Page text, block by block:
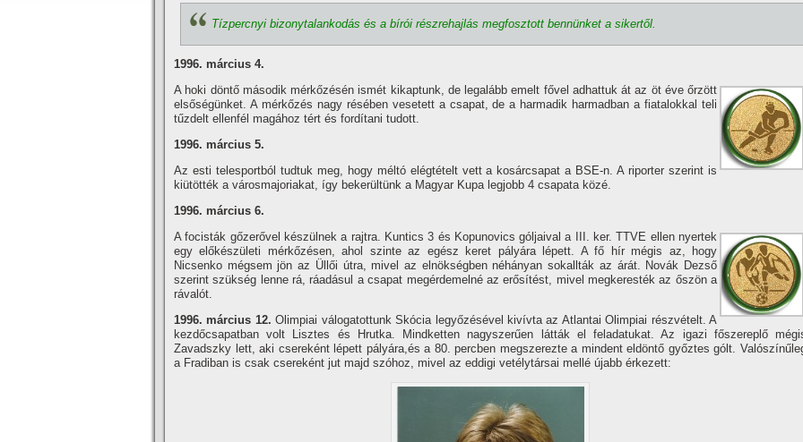
Tí­zpercnyi bizonytalankodás és a bí­rói részrehajlás megfosztott bennünket a sikertől.
1996. március 4.
A hoki döntő második mérkőzésén ismét kikaptunk, de legalább emelt fővel adhattuk át az öt éve őrzött
elsőségünket. A mérkőzés nagy résében vesetett a csapat, de a harmadik harmadban a fiatalokkal teli
tűzdelt ellenfél magához tért és fordí­tani tudott.
1996. március 5.
Az esti telesportból tudtuk meg, hogy méltó elégtételt vett a kosárcsapat a BSE-n. A riporter szerint is
kiütötték a városmajoriakat, í­gy bekerültünk a Magyar Kupa legjobb 4 csapata közé.
1996. március 6.
A focisták gőzerővel készülnek a rajtra. Kuntics 3 és Kopunovics góljaival a III. ker. TTVE ellen nyertek
egy előkészületi mérkőzésen, ahol szinte az egész keret pályára lépett. A fő hí­r mégis az, hogy
Nicsenko mégsem jön az Üllői útra, mivel az elnökségben néhányan sokallták az árát. Novák Dezső
szerint szükség lenne rá, ráadásul a csapat megérdemelné az erősí­tést, mivel megkeresték az őszön a
rávalót.
1996. március 12. Olimpiai válogatottunk Skócia legyőzésével kiví­vta az Atlantai Olimpiai részvételt. A
kezdőcsapatban volt Lisztes és Hrutka. Mindketten nagyszerűen látták el feladatukat. Az igazi főszereplő
Zavadszky lett, aki csereként lépett pályára,és a 80. percben megszerezte a mindent eldöntő győztes gólt.
a Fradiban is csak csereként jut majd szóhoz, mivel az eddigi vetélytársai mellé újabb érkezett: